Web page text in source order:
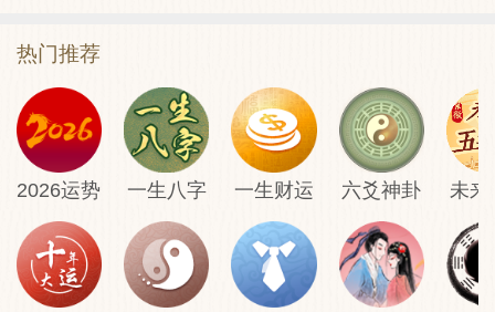
热门推荐
2026运势 一生八字 一生财运 六爻神卦 未来